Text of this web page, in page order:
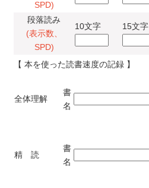
SPD)
段落読み
(表示数、
SPD)
10文字 15文字
【 本を使った読書速度の記録 】
全体理解
書
名
精 読
書
名